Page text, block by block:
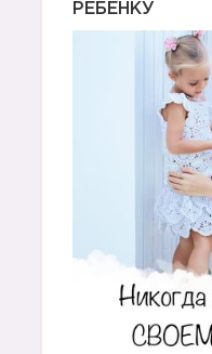
РЕБЕНКУ